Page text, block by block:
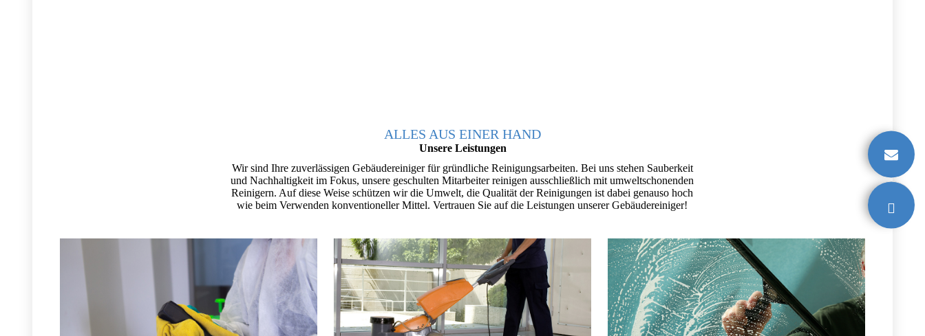
ALLES AUS EINER HAND
Unsere Leistungen
Wir sind Ihre zuverlässigen Gebäudereiniger für gründliche Reinigungsarbeiten. Bei uns stehen Sauberkeit
und Nachhaltigkeit im Fokus, unsere geschulten Mitarbeiter reinigen ausschließlich mit umweltschonenden
Reinigern. Auf diese Weise schützen wir die Umwelt, die Qualität der Reinigungen ist dabei genauso hoch
wie beim Verwenden konventioneller Mittel. Vertrauen Sie auf die Leistungen unserer Gebäudereiniger!